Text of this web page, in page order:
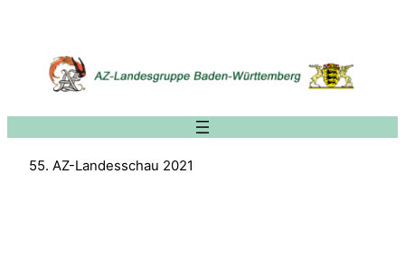
springen
55. AZ-Landesschau 2021